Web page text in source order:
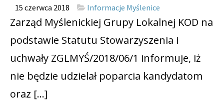
15 czerwca 2018 Informacje Myślenice
Zarząd Myślenickiej Grupy Lokalnej KOD na
podstawie Statutu Stowarzyszenia i
uchwały ZGLMYŚ/2018/06/1 informuje, iż
nie będzie udzielał poparcia kandydatom
oraz […]